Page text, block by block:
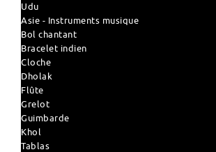
Udu
Asie - Instruments musique
Bol chantant
Bracelet indien
Cloche
Dholak
Flûte
Grelot
Guimbarde
Khol
Tablas